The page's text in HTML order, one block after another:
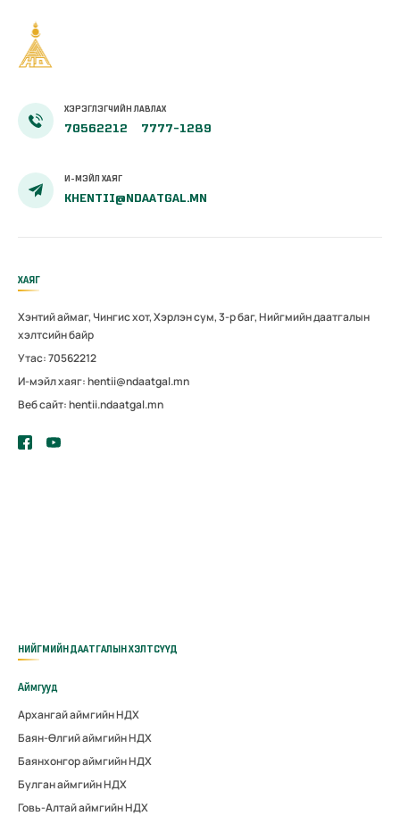
ХЭРЭГЛЭГЧИЙН ЛАВЛАХ
70562212 7777-1289
И-МЭЙЛ ХАЯГ
KHENTII@NDAATGAL.MN
ХАЯГ
Хэнтий аймаг, Чингис хот, Хэрлэн сум, 3-р баг, Нийгмийн даатгалын
хэлтсийн байр
Утас: 70562212
И-мэйл хаяг: hentii@ndaatgal.mn
Веб сайт: hentii.ndaatgal.mn
НИЙГМИЙН ДААТГАЛЫН ХЭЛТСҮҮД
Аймгууд
Архангай аймгийн НДХ
Баян-Өлгий аймгийн НДХ
Баянхонгор аймгийн НДХ
Булган аймгийн НДХ
Говь-Алтай аймгийн НДХ